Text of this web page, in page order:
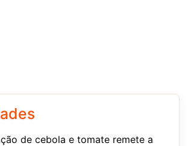
de cebola e tomate remete a